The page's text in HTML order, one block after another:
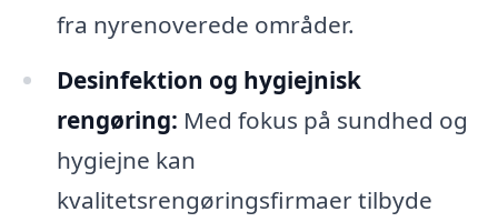
fra nyrenoverede områder.
Desinfektion og hygiejnisk
rengøring: Med fokus på sundhed og
hygiejne kan
kvalitetsrengøringsfirmaer tilbyde